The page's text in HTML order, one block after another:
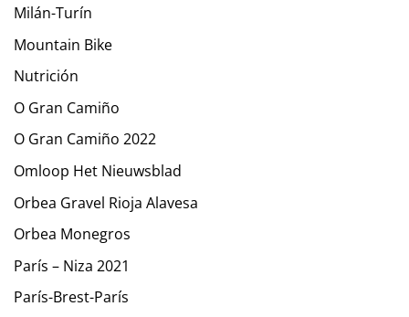
Milán-Turín
Mountain Bike
Nutrición
O Gran Camiño
O Gran Camiño 2022
Omloop Het Nieuwsblad
Orbea Gravel Rioja Alavesa
Orbea Monegros
París – Niza 2021
París-Brest-París